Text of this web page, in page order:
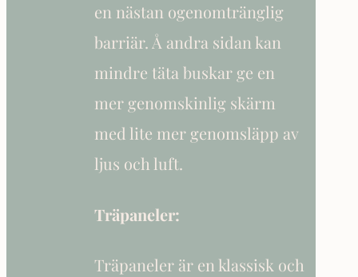
en nästan ogenomtränglig
barriär. Å andra sidan kan
mindre täta buskar ge en
mer genomskinlig skärm
med lite mer genomsläpp av
ljus och luft.
Träpaneler:
Träpaneler är en klassisk och